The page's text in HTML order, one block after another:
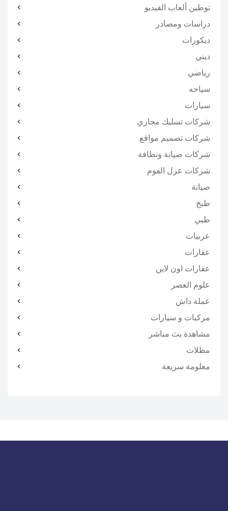
توطين ألعاب الفيديو
دراسات ومصادر
ديكورات
ديني
رياضي
سياحه
سيارات
شركات تسليك مجاري
شركات تصميم مواقع
شركات صيانة ونظافة
شركات عزل الفوم
صيانة
طبخ
طبي
عربيات
عقارات
عقارات اون لاين
علوم العصر
عملة داش
مركبات و سيارات
مشاهدة بث مباشر
مظلات
معلومة سريعة